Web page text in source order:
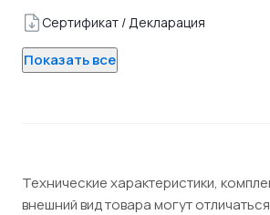
Сертификат / Декларация
Показать все
Технические характеристики,
внешний вид товара могут